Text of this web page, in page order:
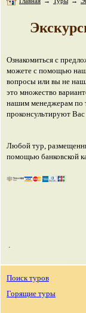
Ознакомиться с
можете с помощью
вопросы или вы не
это множество
нашим менеджерам по
проконсультируют
Любой тур,
помощью банковской
.
Поиск туров
Горящие туры